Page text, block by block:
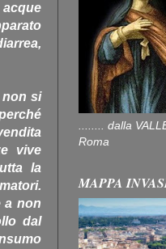
non si
vive
la
a non
dal
........ dalla
Roma
MAPPA